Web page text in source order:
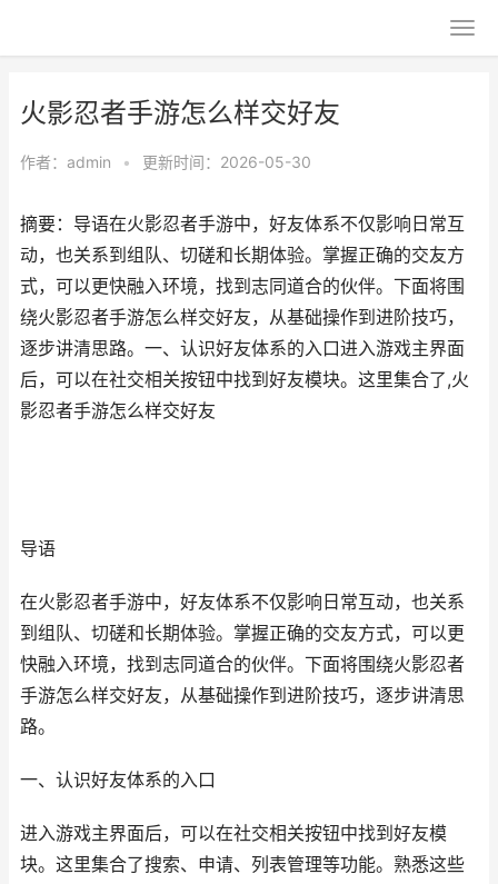
火影忍者手游怎么样交好友
作者： admin • 更新时间：2026-05-30
摘要：导语在火影忍者手游中，好友体系不仅影响日常互
动，也关系到组队、切磋和长期体验。掌握正确的交友方
式，可以更快融入环境，找到志同道合的伙伴。下面将围
绕火影忍者手游怎么样交好友，从基础操作到进阶技巧，
逐步讲清思路。一、认识好友体系的入口进入游戏主界面
后，可以在社交相关按钮中找到好友模块。这里集合了,火
影忍者手游怎么样交好友
导语
在火影忍者手游中，好友体系不仅影响日常互动，也关系
到组队、切磋和长期体验。掌握正确的交友方式，可以更
快融入环境，找到志同道合的伙伴。下面将围绕火影忍者
手游怎么样交好友，从基础操作到进阶技巧，逐步讲清思
路。
一、认识好友体系的入口
进入游戏主界面后，可以在社交相关按钮中找到好友模
块。这里集合了搜索、申请、列表管理等功能。熟悉这些